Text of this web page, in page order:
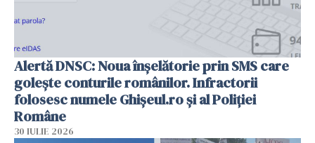
Alertă DNSC: Noua înșelătorie prin SMS care
golește conturile românilor. Infractorii
folosesc numele Ghișeul.ro și al Poliției
Române
30 IULIE 2026